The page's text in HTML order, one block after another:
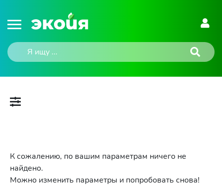
К сожалению, по вашим параметрам ничего не
найдено.
Можно изменить параметры и попробовать снова!